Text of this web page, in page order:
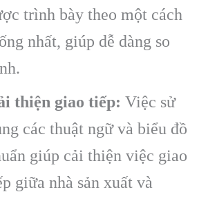
trình bày theo một cách
nhất, giúp dễ dàng so
thiện giao tiếp: Việc sử
các thuật ngữ và biểu đồ
giúp cải thiện việc giao
giữa nhà sản xuất và